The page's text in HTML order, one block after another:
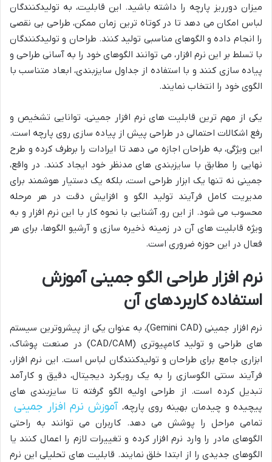
میزان دورریز پارچه را داشته باشید. این قابلیت، به تولیدکنندگان
لباس امکان می دهد تا در کوتاه ترین زمان ممکن، طراحی بی نقصی
را انجام داده و الگوهای مناسبی تولید کنند. طراحان و تولیدکنندگان
با تسلط بر این نرم افزار، می توانند الگوهای خود را به آسانی طراحی و
پیاده سازی کنند و با استفاده از جداول سایزبندی، ابعاد متناسب با
الگوی خود را انتخاب نمایند.
یکی از مهم ترین قابلیت های نرم افزار جمینی، توانایی تشخیص و
رفع اشکالات احتمالی در طراحی پیش از پیاده سازی روی پارچه است.
این ویژگی، به طراحان اجازه می دهد تا ایرادات را برطرف کرده و طرح
نهایی را مطابق با سایزبندی های مدنظر خود ایجاد کنند. در واقع،
جمینی نه تنها یک ابزار طراحی است، بلکه یک دستیار هوشمند برای
مدیریت کامل فرآیند تولید الگو و افزایش دقت در هر مرحله
محسوب می شود. از این رو، آشنایی با نحوه کار با این نرم افزار و به
ویژه قابلیت های آن در زمینه ذخیره سازی و آرشیو الگوها، برای هر
فعال در این حوزه ضروری است.
نرم افزار طراحی الگو جمینی آموزش
استفاده کاربردهای آن
نرم افزار جمینی (Gemini CAD)، به عنوان یکی از پیشروترین سیستم
های طراحی و تولید کامپیوتری (CAD/CAM) در صنعت پوشاک،
ابزاری جامع برای طراحان و تولیدکنندگان لباس است. این نرم افزار،
فرآیند سنتی الگوسازی را به یک رویکرد دیجیتال، دقیق و کارآمد
تبدیل کرده است. از طراحی اولیه الگو گرفته تا سایزبندی های
پیچیده و چیدمان بهینه روی پارچه، آموزش نرم افزار جمینی
تمامی مراحل را پوشش می دهد. کاربران می توانند به راحتی
الگوهای مادر را وارد نرم افزار کرده و تغییرات لازم را اعمال کنند یا
الگوهای جدیدی را از ابتدا خلق نمایند. قابلیت های تحلیلی این نرم